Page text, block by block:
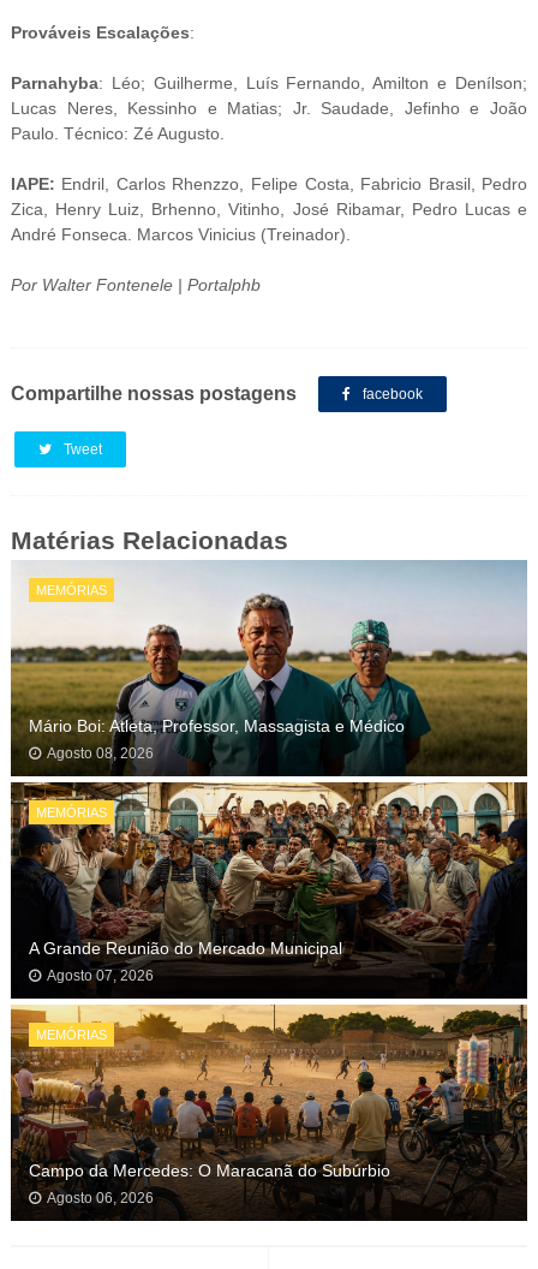
Prováveis Escalações:
Parnahyba: Léo; Guilherme, Luís Fernando, Amilton e Denílson;
Lucas Neres, Kessinho e Matias; Jr. Saudade, Jefinho e João
Paulo. Técnico: Zé Augusto.
IAPE: Endril, Carlos Rhenzzo, Felipe Costa, Fabricio Brasil, Pedro
Zica, Henry Luiz, Brhenno, Vitinho, José Ribamar, Pedro Lucas e
André Fonseca. Marcos Vinicius (Treinador).
Por Walter Fontenele | Portalphb
Compartilhe nossas postagens facebook
Tweet
Matérias Relacionadas
MEMÓRIAS
Mário Boi: Atleta, Professor, Massagista e Médico
Agosto 08, 2026
MEMÓRIAS
A Grande Reunião do Mercado Municipal
Agosto 07, 2026
MEMÓRIAS
Campo da Mercedes: O Maracanã do Subúrbio
Agosto 06, 2026